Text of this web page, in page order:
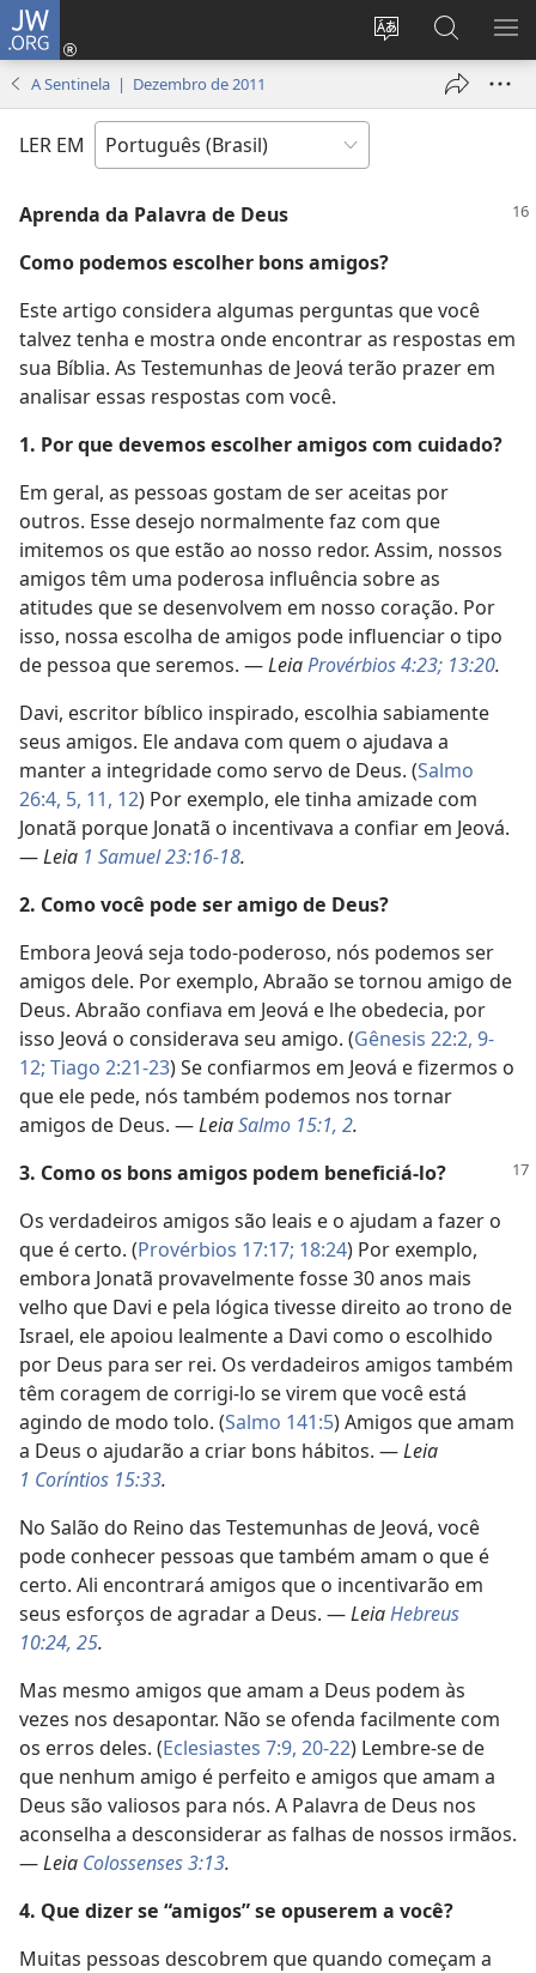
JW.ORG
Mudar
idioma
Log
janela)
Buscar
no
JW.ORG
A Sentinela | Dezembro de 2011
LER EM
Aprenda da Palavra de Deus
Como podemos escolher bons amigos?
Este artigo considera algumas perguntas que você
talvez tenha e mostra onde encontrar as respostas em
sua Bíblia. As Testemunhas de Jeová terão prazer em
analisar essas respostas com você.
1. Por que devemos escolher amigos com cuidado?
Em geral, as pessoas gostam de ser aceitas por
outros. Esse desejo normalmente faz com que
imitemos os que estão ao nosso redor. Assim, nossos
amigos têm uma poderosa influência sobre as
atitudes que se desenvolvem em nosso coração. Por
isso, nossa escolha de amigos pode influenciar o tipo
de pessoa que seremos. —LeiaProvérbios 4:23; 13:20.
Davi, escritor bíblico inspirado, escolhia sabiamente
seus amigos. Ele andava com quem o ajudava a
manter a integridade como servo de Deus. (Salmo
26:4, 5, 11, 12) Por exemplo, ele tinha amizade com
Jonatã porque Jonatã o incentivava a confiar em Jeová.
—Leia 1 Samuel 23:16-18.
2. Como você pode ser amigo de Deus?
Embora Jeová seja todo-poderoso, nós podemos ser
amigos dele. Por exemplo, Abraão se tornou amigo de
Deus. Abraão confiava em Jeová e lhe obedecia, por
isso Jeová o considerava seu amigo. (Gênesis 22:2, 9-
12; Tiago 2:21-23) Se confiarmos em Jeová e fizermos o
que ele pede, nós também podemos nos tornar
amigos de Deus. —LeiaSalmo 15:1, 2.
3. Como os bons amigos podem beneficiá-lo?
Os verdadeiros amigos são leais e o ajudam a fazer o
que é certo. (Provérbios 17:17; 18:24) Por exemplo,
embora Jonatã provavelmente fosse 30 anos mais
velho que Davi e pela lógica tivesse direito ao trono de
Israel, ele apoiou lealmente a Davi como o escolhido
por Deus para ser rei. Os verdadeiros amigos também
têm coragem de corrigi-lo se virem que você está
agindo de modo tolo. (Salmo 141:5) Amigos que amam
a Deus o ajudarão a criar bons hábitos. —Leia
1 Coríntios 15:33.
No Salão do Reino das Testemunhas de Jeová, você
pode conhecer pessoas que também amam o que é
certo. Ali encontrará amigos que o incentivarão em
seus esforços de agradar a Deus. —LeiaHebreus
10:24, 25.
Mas mesmo amigos que amam a Deus podem às
vezes nos desapontar. Não se ofenda facilmente com
os erros deles. (Eclesiastes 7:9, 20-22) Lembre-se de
que nenhum amigo é perfeito e amigos que amam a
Deus são valiosos para nós. A Palavra de Deus nos
aconselha a desconsiderar as falhas de nossos irmãos.
—Leia Colossenses 3:13.
4. Que dizer se “amigos” se opuserem a você?
Muitas pessoas descobrem que quando começam a